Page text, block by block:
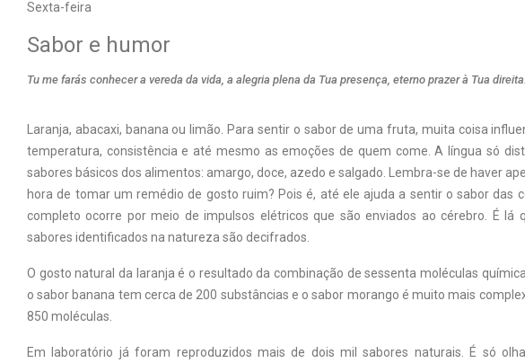
Sexta-feira
Sabor e humor
Tu me farás conhecer a vereda da vida, a alegria plena da Tua presença, eterno prazer à Tua
Laranja, abacaxi, banana ou limão. Para sentir o sabor de uma fruta, muita coisa
temperatura, consistência e até mesmo as emoções de quem come. A língua só
sabores básicos dos alimentos: amargo, doce, azedo e salgado. Lembra-se de haver
hora de tomar um remédio de gosto ruim? Pois é, até ele ajuda a sentir o sabor das
completo ocorre por meio de impulsos elétricos que são enviados ao cérebro. É lá
sabores identificados na natureza são decifrados.
O gosto natural da laranja é o resultado da combinação de sessenta moléculas
o sabor banana tem cerca de 200 substâncias e o sabor morango é muito mais
850 moléculas.
Em laboratório já foram reproduzidos mais de dois mil sabores naturais. É só